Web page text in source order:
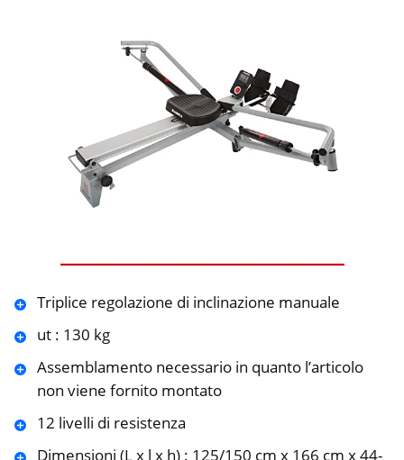
Triplice regolazione di inclinazione manuale
ut : 130 kg
Assemblamento necessario in quanto l’articolo
non viene fornito montato
12 livelli di resistenza
Dimensioni (L x l x h) : 125/150 cm x 166 cm x 44-